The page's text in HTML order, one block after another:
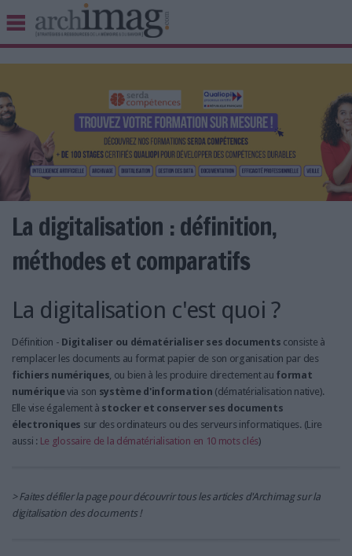
BIBLIOTHÈQUE ÉDITION
UNIVERS DATA
TRAVAIL COLLABORATIF
VIE NUMÉRIQUE
NUMÉRIQUE RESPONSABLE
LES NEWSLETTERS
LES GUIDES PRATIQUES
LES BASES DE DONNÉES
L'ESPACE EMPLOI
L'AGENDA
L'ANNUAIRE DES ACTEURS
La digitalisation : définition,
méthodes et comparatifs
La digitalisation c'est quoi ?
Définition - Digitaliser ou dématérialiserses documents consiste à
remplacer les documents au format papier de son organisation par des
fichiers numériques, ou bien à les produire directement au format
numériquevia son système d'information (dématérialisation native).
Elle vise également à stocker et conserver ses documents
électroniques sur des ordinateurs ou des serveurs informatiques. (Lire
aussi : Le glossaire de la dématérialisation en 10 mots clés)
> Faites défiler la page pour découvrir tous les articles d'Archimag sur la
digitalisation des documents !